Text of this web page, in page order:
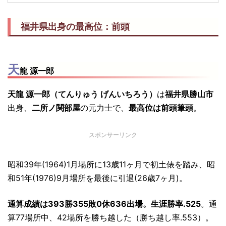
福井県出身の最高位：前頭
天龍 源一郎
天龍 源一郎（てんりゅう げんいちろう） は福井県勝山市
出身、 二所ノ関部屋の元力士で、 最高位は前頭筆頭。
スポンサーリンク
昭和39年(1964)1月場所に13歳11ヶ月で初土俵を踏み、昭
和51年(1976)9月場所を最後に引退(26歳7ヶ月)。
通算成績は393勝355敗0休636出場。生涯勝率.525。通
算77場所中、42場所を勝ち越した（勝ち越し率.553）。